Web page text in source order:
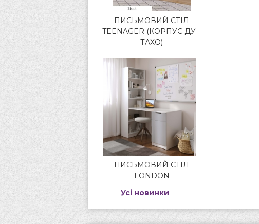
ПИСЬМОВИЙ СТІЛ
TEENAGER (КОРПУС ДУБ
ТАХО)
ПИСЬМОВИЙ СТІЛ
LONDON
Усі новинки